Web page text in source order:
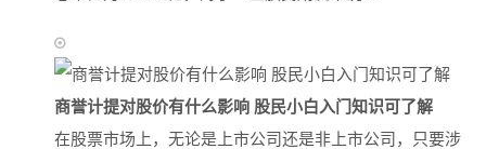
商誉计提对股价有什么影响 股民小白入门知识可了解
在股票市场上，无论是上市公司还是非上市公司，只要涉